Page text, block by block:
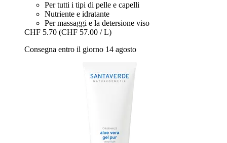
Per tutti i tipi di pelle e capelli
Nutriente e idratante
Per massaggi e la detersione viso
CHF 5.70 (CHF 57.00 / L)
Consegna entro il giorno 14 agosto